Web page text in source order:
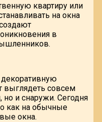
квартиру или
на окна
в
выглядеть совсем
но и снаружи. Сегодня
как на обычные
окна.